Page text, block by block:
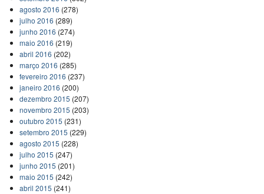
agosto 2016 (278)
julho 2016 (289)
junho 2016 (274)
maio 2016 (219)
abril 2016 (202)
março 2016 (285)
fevereiro 2016 (237)
janeiro 2016 (200)
dezembro 2015 (207)
novembro 2015 (203)
outubro 2015 (231)
setembro 2015 (229)
agosto 2015 (228)
julho 2015 (247)
junho 2015 (201)
maio 2015 (242)
abril 2015 (241)